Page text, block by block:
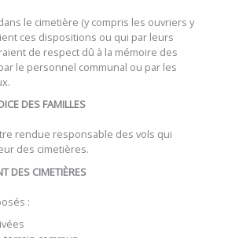
le cimetière (y compris les ouvriers y
ces dispositions ou qui par leurs
de respect dû à la mémoire des
le personnel communal ou par les
DES FAMILLES
rendue responsable des vols qui
des cimetières.
DES CIMETIÈRES
: